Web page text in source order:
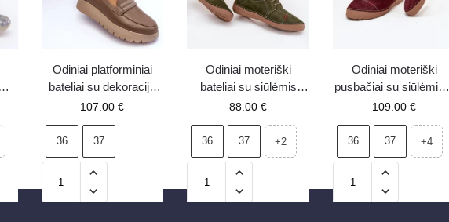
Odiniai platforminiai
bateliai su dekoracija
smėlio spalvos Lemar
107.00€
36 37
Odiniai moteriški
bateliai su siūlėmis
Artiker 57C2112 žali
88.00€
36 37 +2
Odiniai moteriški
pusbačiai su siūlėmis ir
užtrauktuku Artiker
109.00€
36 37 +4